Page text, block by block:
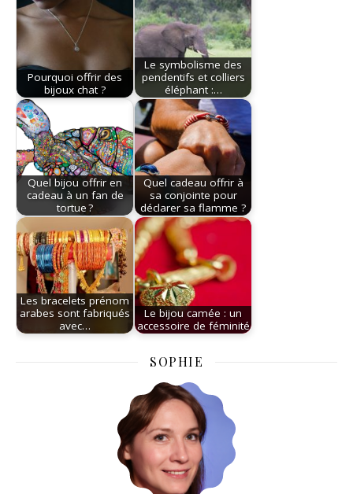
Pourquoi offrir des
bijoux chat ?
Le symbolisme des
pendentifs et colliers
éléphant :…
Quel bijou offrir en
cadeau à un fan de
tortue ?
Quel cadeau offrir à
sa conjointe pour
déclarer sa flamme ?
Les bracelets prénom
arabes sont fabriqués
avec…
Le bijou camée : un
accessoire de féminité
SOPHIE